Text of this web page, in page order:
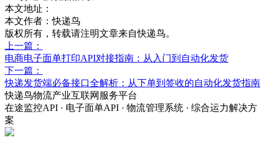
本文地址：
本文作者：快递鸟
版权所有，转载请注明文章来自快递鸟。
上一篇：
电商电子面单打印API对接指南：从入门到自动化发货
下一篇：
快递发货端必备接口全解析：从下单到签收的自动化发货指南
快递鸟物流产业互联网服务平台
在途监控API · 电子面单API · 物流管理系统 · 综合运力解决方
案